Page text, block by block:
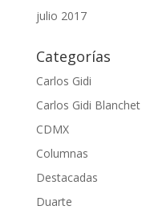
julio 2017
Categorías
Carlos Gidi
Carlos Gidi Blanchet
CDMX
Columnas
Destacadas
Duarte